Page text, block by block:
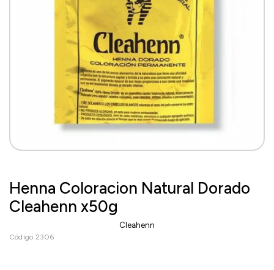
Henna Coloracion Natural Dorado
Cleahenn x50g
Cleahenn
Código 2306